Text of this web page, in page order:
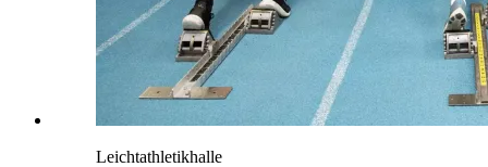
Leichtathletikhalle